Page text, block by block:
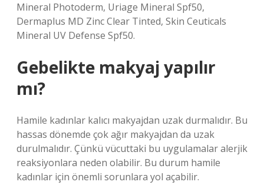
Mineral Photoderm, Uriage Mineral Spf50,
Dermaplus MD Zinc Clear Tinted, Skin Ceuticals
Mineral UV Defense Spf50.
Gebelikte makyaj yapılır
mı?
Hamile kadınlar kalıcı makyajdan uzak durmalıdır. Bu
hassas dönemde çok ağır makyajdan da uzak
durulmalıdır. Çünkü vücuttaki bu uygulamalar alerjik
reaksiyonlara neden olabilir. Bu durum hamile
kadınlar için önemli sorunlara yol açabilir.